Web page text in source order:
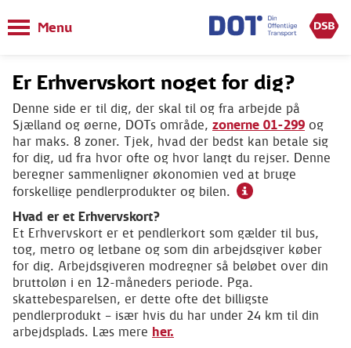
Menu
Er Erhvervskort noget for dig?
Denne side er til dig, der skal til og fra arbejde på
Sjælland og øerne, DOTs område, zonerne 01-299 og
har maks. 8 zoner. Tjek, hvad der bedst kan betale sig
for dig, ud fra hvor ofte og hvor langt du rejser. Denne
beregner sammenligner økonomien ved at bruge
forskellige pendlerprodukter og bilen.
Hvad er et Erhvervskort?
Et Erhvervskort er et pendlerkort som gælder til bus,
tog, metro og letbane og som din arbejdsgiver køber
for dig. Arbejdsgiveren modregner så beløbet over din
bruttoløn i en 12-måneders periode. Pga.
skattebesparelsen, er dette ofte det billigste
pendlerprodukt – især hvis du har under 24 km til din
arbejdsplads. Læs mere her.